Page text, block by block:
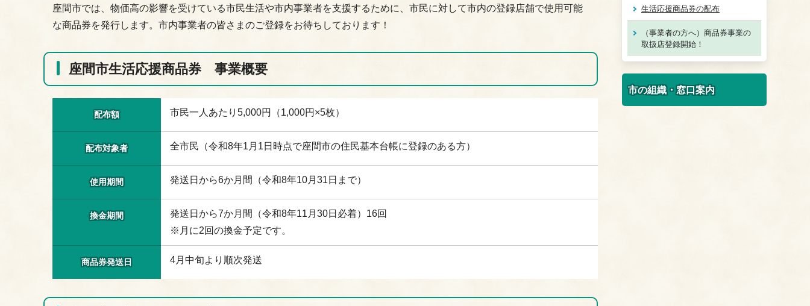
座間市では、物価高の影響を受けている市民生活や市内事業者を支援するために、市民に対して市内の登録店舗で使用可能
な商品券を発行します。市内事業者の皆さまのご登録をお待ちしております！
座間市生活応援商品券 事業概要
配布額 市民一人あたり5,000円（1,000円×5枚）
配布対象者 全市民（令和8年1月1日時点で座間市の住民基本台帳に登録のある方）
使用期間 発送日から6か月間（令和8年10月31日まで）
換金期間
発送日から7か月間（令和8年11月30日必着）16回
※月に2回の換金予定です。
商品券発送日 4月中旬より順次発送
生活応援商品券の配布
（事業者の方へ）商品券事業の
取扱店登録開始！
市の組織・窓口案内